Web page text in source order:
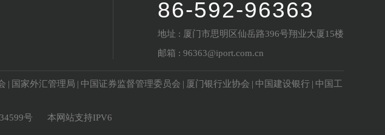
86-592-96363
地址 : 厦门市思明区仙岳路396号翔业大厦15楼
邮箱 : 96363@iport.com.cn
| 国家外汇管理局 | 中国证券监督管理委员会 | 厦门银行业协会 | 中国建设银行 | 中国工
号 本网站支持IPV6